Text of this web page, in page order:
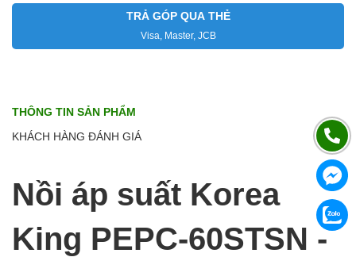
TRẢ GÓP QUA THẺ
Visa, Master, JCB
THÔNG TIN SẢN PHẨM
KHÁCH HÀNG ĐÁNH GIÁ
Nồi áp suất Korea
King PEPC-60STSN -